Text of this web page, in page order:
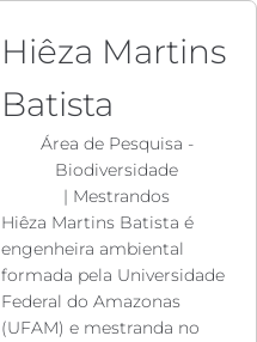
Hiêza Martins
Batista
Área de Pesquisa -
Biodiversidade
| Mestrandos
Hiêza Martins Batista é
engenheira ambiental
formada pela Universidade
Federal do Amazonas
(UFAM) e mestranda no